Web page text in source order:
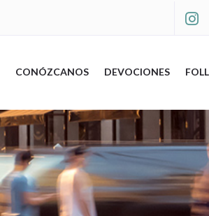

CONÓZCANOS DEVOCIONES